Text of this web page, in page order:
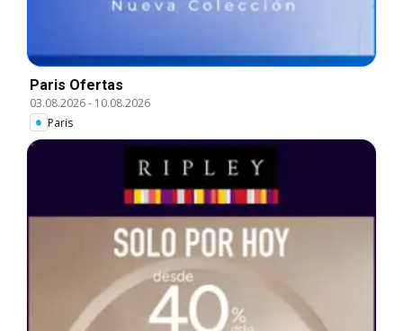
Paris Ofertas
03.08.2026- 10.08.2026
Paris